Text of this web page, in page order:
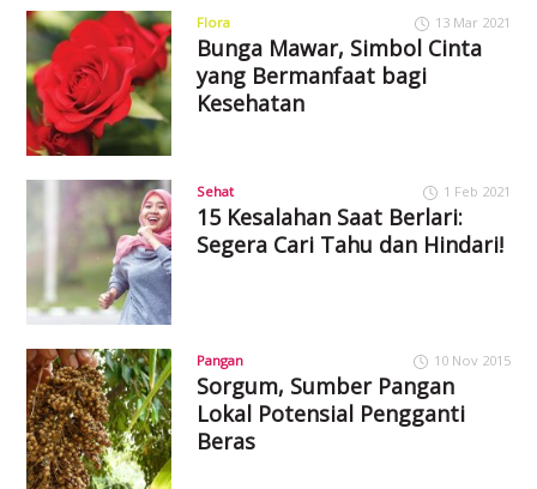
Flora 13 Mar 2021
Bunga Mawar, Simbol Cinta
yang Bermanfaat bagi
Kesehatan
Sehat 1 Feb 2021
15 Kesalahan Saat Berlari:
Segera Cari Tahu dan Hindari!
Pangan 10 Nov 2015
Sorgum, Sumber Pangan
Lokal Potensial Pengganti
Beras